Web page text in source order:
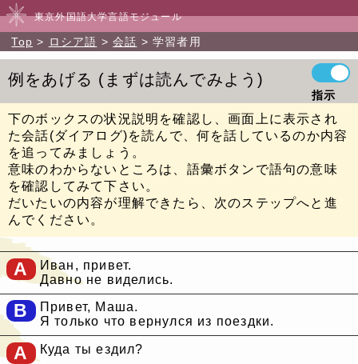
東京外国語大学言語モジュール
Top ロシア語 会話 学習者用
例をあげる まずは読んでみよう
指示
下のボックスの状況説明を確認し、画面上に表示され
た会話(ダイアログ)を読んで、何を話しているのか内容
を追ってみましょう。
意味のわからないところは、語彙ボタンで語句の意味
を確認してみて下さい。
だいたいの内容が理解できたら、次のステップへと進
んでください。
A
Иван, привет.
Давно не виделись.
B
Привет, Маша.
Я только что вернулся из поездки.
A Куда ты ездил?